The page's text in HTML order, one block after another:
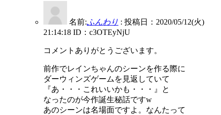
名前:ふんわり : 投稿日：2020/05/12(火)
21:14:18 ID：c3OTEyNjU
コメントありがとうございます。
前作でレインちゃんのシーンを作る際に
ダーウィンズゲームを見返していて
『あ・・・これいいかも・・・』と
なったのが今作誕生秘話ですw
あのシーンは名場面ですよ。なんたって